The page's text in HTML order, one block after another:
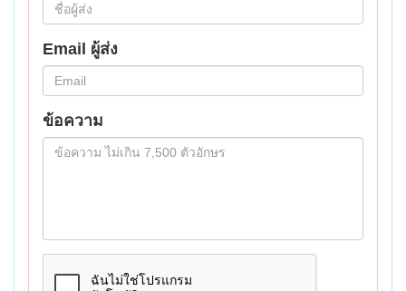
Email ผู้ส่ง
ข้อความ